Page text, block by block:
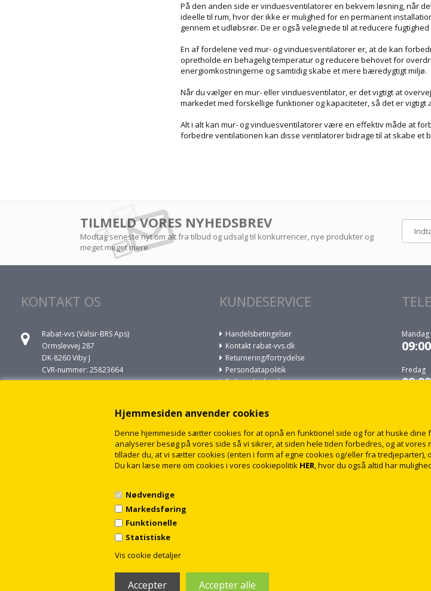
Hjemmesiden anvender cookies
Denne hjemmeside sætter cookies for at opnå en funktionel side og for at huske
analyserer besøg på vores side så vi sikrer, at siden hele tiden forbedres, og at
tillader du, at vi sætter cookies (enten i form af egne cookies og/eller fra
Du kan læse mere om cookies i vores cookiepolitik HER, hvor du også altid har
Nødvendige
Markedsføring
Funktionelle
Statistiske
Vis cookie detaljer
På den anden side er vinduesventilatorer en bekvem løsning, når
ideelle til rum, hvor der ikke er mulighed for en permanent
gennem et udløbsrør. De er også velegnede til at reducere
En af fordelene ved mur- og vinduesventilatorer er, at de kan
opretholde en behagelig temperatur og reducere behovet for
energiomkostningerne og samtidig skabe et mere bæredygtigt miljø.
Når du vælger en mur- eller vinduesventilator, er det vigtigt at
markedet med forskellige funktioner og kapaciteter, så det er
Alt i alt kan mur- og vinduesventilatorer være en effektiv måde at
forbedre ventilationen kan disse ventilatorer bidrage til at skabe et
TILMELD VORES NYHEDSBREV
Modtag seneste nyt om alt fra tilbud og udsalg til konkurrencer, nye produkter og
meget meget mere.
KONTAKT OS
Rabat-vvs (Valsir-BRS Aps)
Ormslevvej 287
DK-8260 Viby J
CVR-nummer: 25823664
+45 86930022
salg@rabat-vvs.dk
KUNDESERVICE
Handelsbetingelser
Kontakt rabat-vvs.dk
Returnering/fortrydelse
Persondatapolitik
Fejl og skader i levering
Om rabat-vvs.dk
Sitemap
Fredag